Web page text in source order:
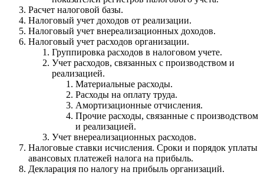
Расчет налоговой базы.
Налоговый учет доходов от реализации.
Налоговый учет внереализационных доходов.
Налоговый учет расходов организации.
Группировка расходов в налоговом учете.
Учет расходов, связанных с производством и
реализацией.
Материальные расходы.
Расходы на оплату труда.
Амортизационные отчисления.
Прочие расходы, связанные с производством
и реализацией.
Учет внереализационных расходов.
Налоговые ставки исчисления. Сроки и порядок уплаты
авансовых платежей налога на прибыль.
Декларация по налогу на прибыль организаций.